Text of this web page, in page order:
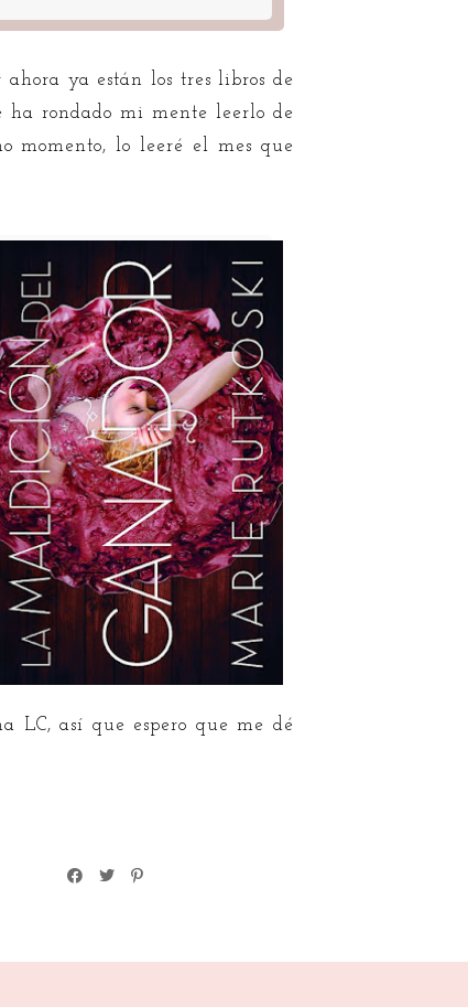
ya están los tres libros de
ha rondado mi mente leerlo de
momento, lo leeré el mes que
así que espero que me dé